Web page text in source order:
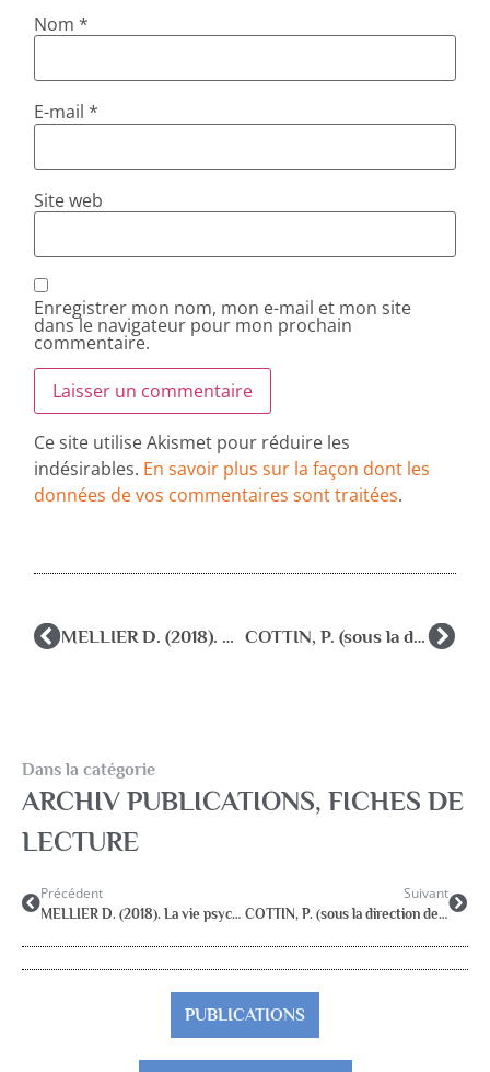
Nom*
E-mail*
Site web
Enregistrer mon nom, mon e-mail et mon site
dans le navigateur pour mon prochain
commentaire.
Ce site utilise Akismet pour réduire les
indésirables. En savoir plus sur la façon dont les
données de vos commentaires sont traitées.
MELLIER D. (2018). La vie psychique des équipes. Malakoff, Dunod. COTTIN, P. (sous la direction de) avec Lanchon, A. & Le Pennec, A. (2018). Accompagner les adolescents – Nouvelles pratiques, nouveaux défis pour les professionnels.
Dans la catégorie
ARCHIV PUBLICATIONS, FICHES DE
LECTURE
Précédent
MELLIER D. (2018). La vie psychique des équipes. Malakoff, Dunod.
Suivant
COTTIN, P. (sous la direction de) avec Lanchon, A. & Le Pennec, A. (2018). Accompagner les adolescents – Nouvelles pratiques, nouveaux défis pour les professionnels.
PUBLICATIONS